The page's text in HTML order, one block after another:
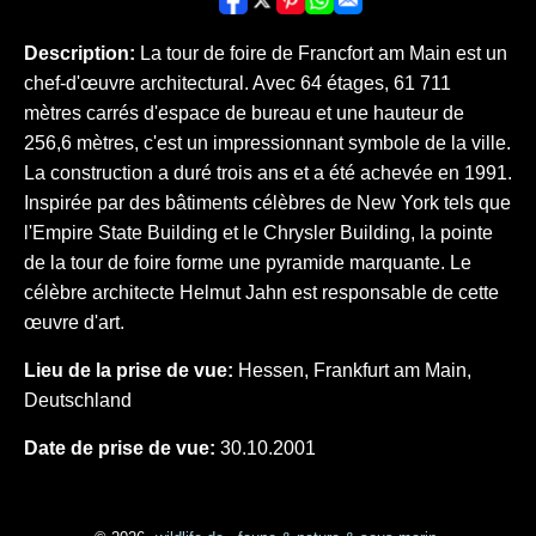
Description: La tour de foire de Francfort am Main est un
chef-d'œuvre architectural. Avec 64 étages, 61 711
mètres carrés d'espace de bureau et une hauteur de
256,6 mètres, c'est un impressionnant symbole de la ville.
La construction a duré trois ans et a été achevée en 1991.
Inspirée par des bâtiments célèbres de New York tels que
l'Empire State Building et le Chrysler Building, la pointe
de la tour de foire forme une pyramide marquante. Le
célèbre architecte Helmut Jahn est responsable de cette
œuvre d'art.
Lieu de la prise de vue: Hessen, Frankfurt am Main,
Deutschland
Date de prise de vue: 30.10.2001